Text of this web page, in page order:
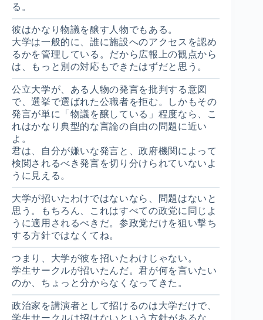
る。
彼はかなり物議を醸す人物でもある。
大学は一般的に、誰に施設へのアクセスを認め
るかを管理している。だから広報上の観点から
は、もっと別の対応もできたはずだと思う。
公立大学が、ある人物の発言を批判する意図
で、選挙で選ばれた公職者を拒む。しかもその
発言が単に「物議を醸している」程度なら、こ
れはかなり典型的な言論の自由の問題に近い
よ。
君は、自分が嫌いな発言と、政府機関によって
検閲されるべき発言を切り分けられていないよ
うに見える。
大学が招いたわけではないなら、問題はないと
思う。もちろん、これはすべての政党に同じよ
うに適用されるべきだ。参政党だけを狙い撃ち
する方針ではなくてね。
つまり、大学が彼を招いたわけじゃない。
学生サークルが招いたんだ。君が何を言いたい
のか、ちょっと分からなくなってきた。
政治家を講演者として招けるのは大学だけで、
学生サークルは招けないという方針があるな